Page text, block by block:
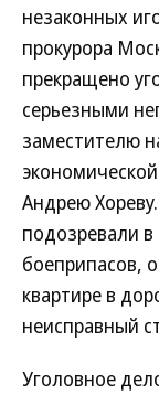
незаконных
прокурора
прекращено
серьезными
заместителю
Андрею
подозревали
боеприпасов,
квартире в
неисправный
Уголовное